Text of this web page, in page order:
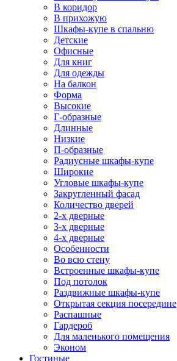
В коридор
В прихожую
Шкафы-купе в спальню
Детские
Офисные
Для книг
Для одежды
На балкон
Форма
Высокие
Г-образные
Длинные
Низкие
П-образные
Радиусные шкафы-купе
Широкие
Угловые шкафы-купе
Закругленный фасад
Количество дверей
2-х дверные
3-х дверные
4-х дверные
Особенности
Во всю стену
Встроенные шкафы-купе
Под потолок
Раздвижные шкафы-купе
Открытая секция посередине
Распашные
Гардероб
Для маленького помещения
Эконом
Гостиные